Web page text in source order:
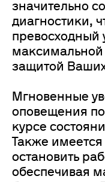
значительно
диагностики,
превосходный
максимальной
защитой
Мгновенные
оповещения
курсе
Также
остановить
обеспечивая